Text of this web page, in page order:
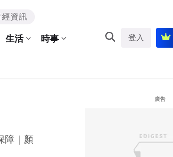
資訊
生活 時事 登入
障｜顏
廣告